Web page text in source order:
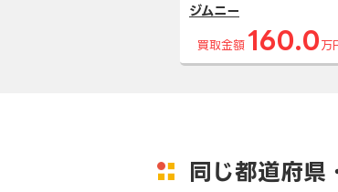
ジムニー
買取金額 160.0 万
同じ都道府県